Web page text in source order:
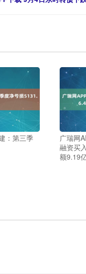
：第三季
广瑞网
融资买
额9.19